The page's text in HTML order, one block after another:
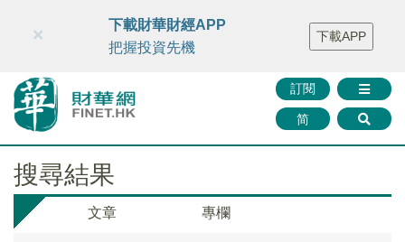
財華智庫網 FINTV FINMETA 財華證券 媒體矩陣
智庫沙龍
聯絡我們
訂閱
简
×
下載財華財經APP
把握投資先機
下載APP
搜尋結果
文章 專欄